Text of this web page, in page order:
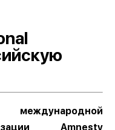
Amnesty